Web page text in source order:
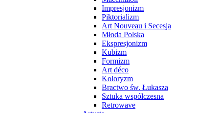
Impresjonizm
Piktorializm
Art Nouveau i Secesja
Młoda Polska
Ekspresjonizm
Kubizm
Formizm
Art déco
Koloryzm
Bractwo św. Łukasza
Sztuka współczesna
Retrowave